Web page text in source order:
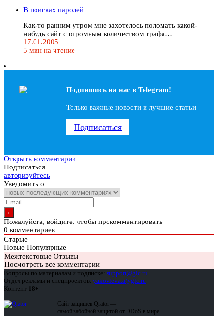
В поисках паролей
Как-то ранним утром мне захотелось поломать какой-
нибудь сайт с огромным количеством трафа…
17.01.2005
5 мин на чтение
Подпишись на наc в Telegram!
Только важные новости и лучшие статьи
Подписаться
Открыть комментарии
Подписаться
авторизуйтесь
Уведомить о
Пожалуйста, войдите, чтобы прокомментировать
0 комментариев
Старые
Новые Популярные
Межтекстовые Отзывы
Посмотреть все комментарии
Вопросы по материалам и подписке: support@glc.ru
Отдел рекламы и спецпроектов: yakovleva.a@glc.ru
Контент 18+
Сайт защищен Qrator —
самой забойной защитой от DDoS в мире